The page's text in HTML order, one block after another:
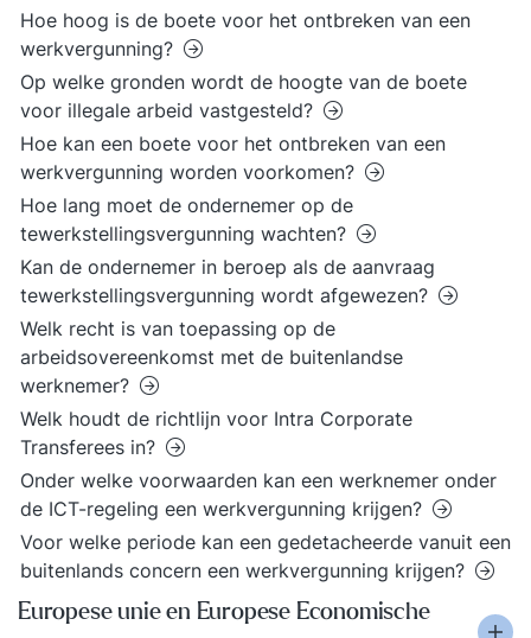
Hoe hoog is de boete voor het ontbreken van een
werkvergunning?
Op welke gronden wordt de hoogte van de boete
voor illegale arbeid vastgesteld?
Hoe kan een boete voor het ontbreken van een
werkvergunning worden voorkomen?
Hoe lang moet de ondernemer op de
tewerkstellingsvergunning wachten?
Kan de ondernemer in beroep als de aanvraag
tewerkstellingsvergunning wordt afgewezen?
Welk recht is van toepassing op de
arbeidsovereenkomst met de buitenlandse
werknemer?
Welk houdt de richtlijn voor Intra Corporate
Transferees in?
Onder welke voorwaarden kan een werknemer onder
de ICT-regeling een werkvergunning krijgen?
Voor welke periode kan een gedetacheerde vanuit een
buitenlands concern een werkvergunning krijgen?
Europese unie en Europese Economische